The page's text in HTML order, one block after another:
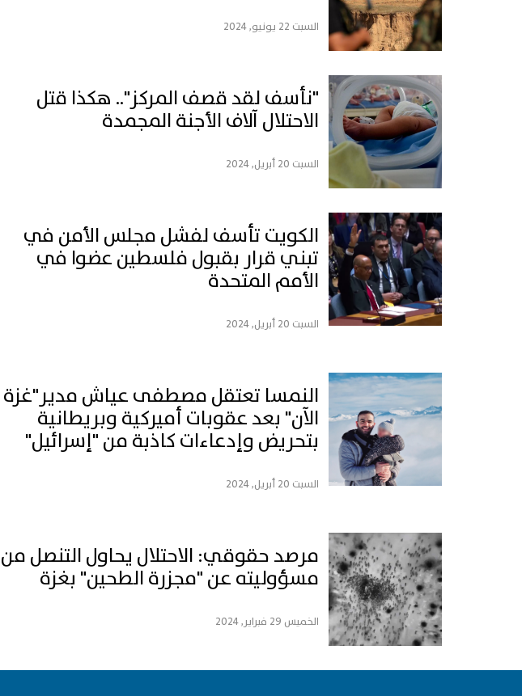
السبت 22 يونيو, 2024
"نأسف لقد قصف المركز".. هكذا قتل
الاحتلال آلاف الأجنة المجمدة
السبت 20 أبريل, 2024
الكويت تأسف لفشل مجلس الأمن في
تبني قرار بقبول فلسطين عضوا في
الأمم المتحدة
السبت 20 أبريل, 2024
النمسا تعتقل مصطفى عياش مدير"غزة
الآن" بعد عقوبات أميركية وبريطانية
بتحريض وإدعاءات كاذبة من "إسرائيل"
السبت 20 أبريل, 2024
مرصد حقوقي: الاحتلال يحاول التنصل من
مسؤوليته عن "مجزرة الطحين" بغزة
الخميس 29 فبراير, 2024